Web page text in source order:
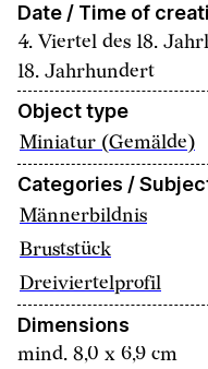
Date / Time of
4. Viertel des 18.
18. Jahrhundert
Object type
Miniatur (Gemälde)
Categories /
Männerbildnis
Bruststück
Dreiviertelprofil
Dimensions
mind. 8,0 x 6,9 cm